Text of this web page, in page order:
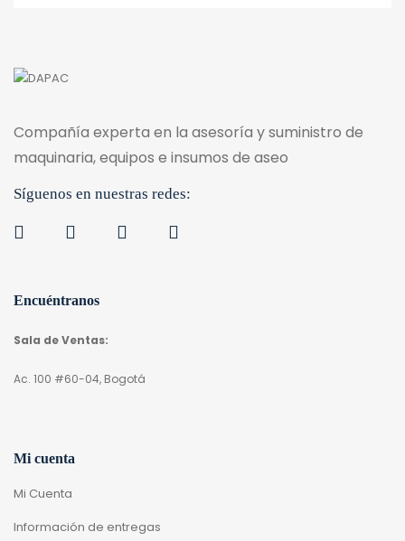
Compañía experta en la asesoría y suministro de
maquinaria, equipos e insumos de aseo
Síguenos en nuestras redes:
Encuéntranos
Sala de Ventas:
Ac. 100 #60-04, Bogotá
Mi cuenta
Mi Cuenta
Información de entregas